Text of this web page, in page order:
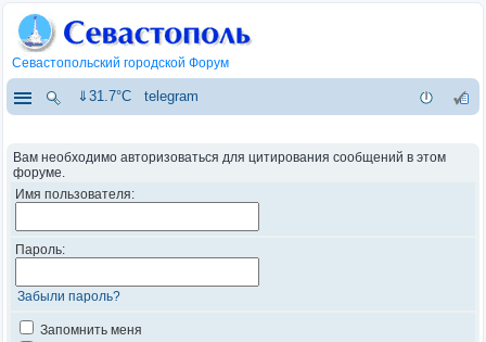
Севастопольский городской Форум
⇓31.7°C telegram
Вам необходимо авторизоваться для цитирования сообщений в этом
форуме.
Имя пользователя:
Пароль:
Забыли пароль?
Запомнить меня